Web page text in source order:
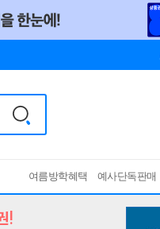
여름방학혜택 예사단독판매
!